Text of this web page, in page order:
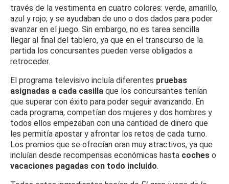
través de la vestimenta en cuatro colores: verde, amarillo,
azul y rojo; y se ayudaban de uno o dos dados para poder
avanzar en el juego. Sin embargo, no es tarea sencilla
llegar al final del tablero, ya que en el transcurso de la
partida los concursantes pueden verse obligados a
retroceder.
El programa televisivo incluía diferentes pruebas
asignadas a cada casilla que los concursantes tenían
que superar con éxito para poder seguir avanzando. En
cada programa, competían dos mujeres y dos hombres y
todos ellos empezaban con una cantidad de dinero que
les permitía apostar y afrontar los retos de cada turno.
Los premios que se ofrecían eran muy atractivos, ya que
incluían desde recompensas económicas hasta coches o
vacaciones pagadas con todo incluido.